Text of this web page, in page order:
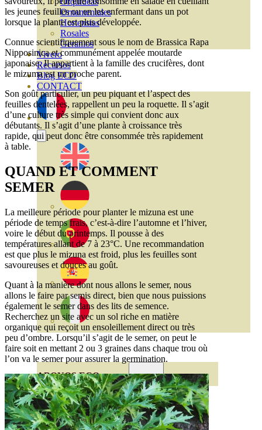
Ornamentales
Hortensias
Rosales
Geranios
Vivero
Recursos
Blog ECO
CONTACT
ABONOS ECO
VER TODOS
ABONOS LÍQUIDOS
les jeunes feuilles ou en les enfermant dans un pot
lorsque la plante est plus développée.
Connue scientifiquement sous le nom de Brassica Rapa
Nipposinica et communément appelée moutarde
japonaise. Il appartient à la famille des crucifères, dont
le mizuma est un proche parent.
Son goût particulier, un peu piquant et l’aspect des
feuilles dentelées, rappellent un peu la roquette. Il s’agit
d’une culture très simple qui convient donc aux
débutants. Il s’agit d’une plante à croissance très
rapide, qui peut donc être consommée très rapidement
à table.
QUAND ET COMMENT
SEMER
La meilleure période pour planter le mizuna est une
période de temps frais, c’est-à-dire l’automne et l’hiver,
voire le début du printemps. Il pousse à des
températures allant de 7 à 23°C. Une recommandation
est que plus le mizuna est froid, plus les feuilles sont
savoureuses et douces au goût.
Quant à la manière dont nous allons le semer, nous
allons le faire par semis direct, bien que nous puissions
également le semer dans des lits de semence.
Recherchez un site avec un sol riche en matière
organique qui reçoit un ensoleillement direct ou très
peu d’ombre. Lorsqu’il s’agit de le semer, on peut le
faire soit en mettant 2 ou 3 graines dans chaque trou où
l’on va le semer pour assurer la germination.